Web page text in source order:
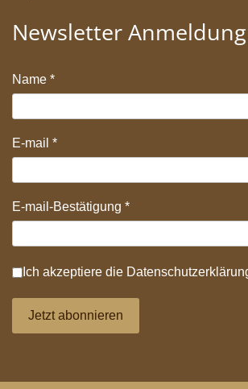
Newsletter Anmeldung
Name *
E-mail *
E-mail-Bestätigung *
Datenschutz*
Ich akzeptiere die
Jetzt abonnieren